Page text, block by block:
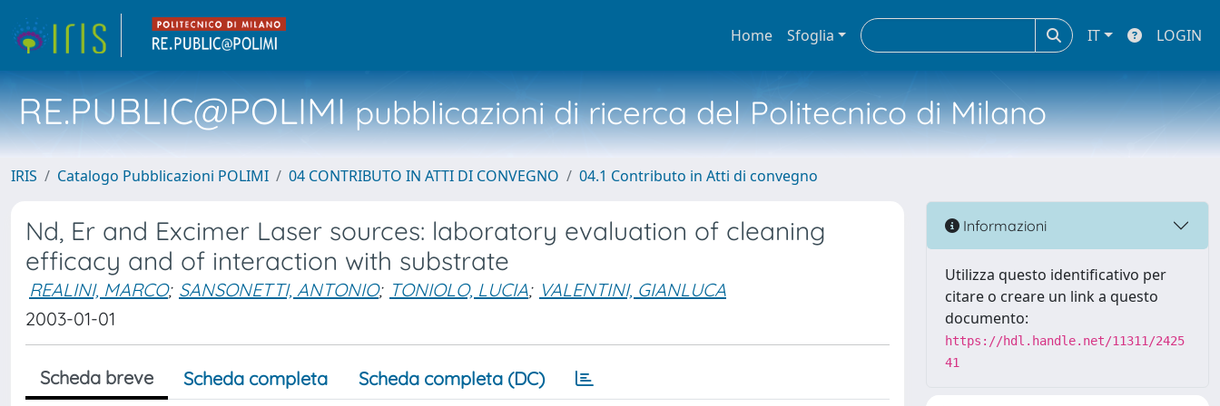
Home Sfoglia IT LOGIN
RE.PUBLIC@POLIMIpubblicazioni di ricerca del Politecnico di Milano
IRIS Catalogo Pubblicazioni POLIMI 04 CONTRIBUTO IN ATTI DI CONVEGNO 04.1 Contributo in Atti di convegno
Nd, Er and Excimer Laser sources: laboratory evaluation of cleaning
efficacy and of interaction with substrate
REALINI, MARCO; SANSONETTI, ANTONIO; TONIOLO, LUCIA; VALENTINI, GIANLUCA
2003-01-01
Scheda breve Scheda completa Scheda completa (DC)
Informazioni
Utilizza questo identificativo per
citare o creare un link a questo
documento:
https://hdl.handle.net/11311/2425
41